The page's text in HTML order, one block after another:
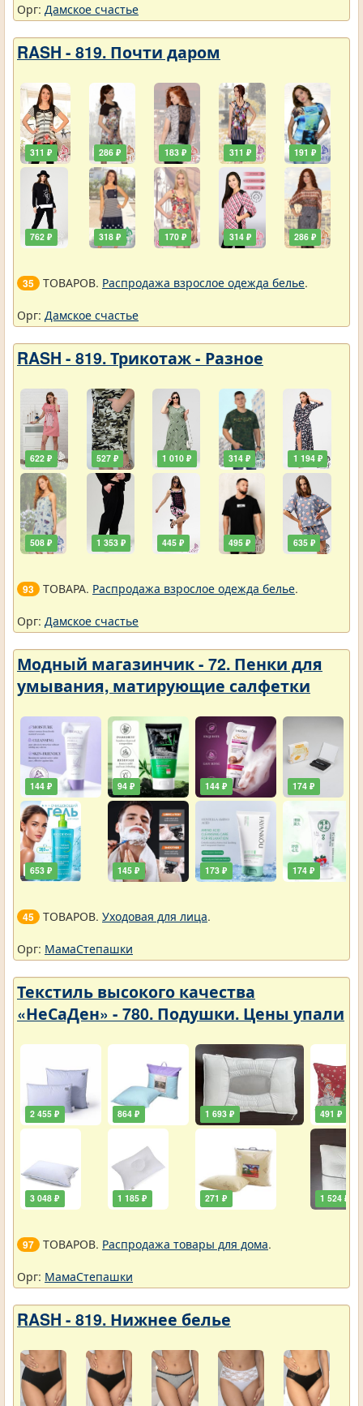
Орг: Дамское счастье
RASH - 819. Почти даром
311 ₽
762 ₽
286 ₽
318 ₽
183 ₽
170 ₽
311 ₽
314 ₽
191 ₽
286 ₽
35 ТОВАРОВ. Распродажа взрослое одежда белье.
Орг: Дамское счастье
RASH - 819. Трикотаж - Разное
622 ₽
508 ₽
527 ₽
1 353 ₽
1 010 ₽
445 ₽
314 ₽
495 ₽
1 194 ₽
635 ₽
93 ТОВАРА. Распродажа взрослое одежда белье.
Орг: Дамское счастье
Модный магазинчик - 72. Пенки для
умывания, матирующие салфетки
144 ₽
653 ₽
94 ₽
145 ₽
144 ₽
173 ₽
174 ₽
174 ₽
45 ТОВАРОВ. Уходовая для лица.
Орг: МамаСтепашки
Текстиль высокого качества
«НеСаДен» - 780. Подушки. Цены упали
2 455 ₽
3 048 ₽
864 ₽
1 185 ₽
1 693 ₽
271 ₽
491 ₽
1 524 ₽
97 ТОВАРОВ. Распродажа товары для дома.
Орг: МамаСтепашки
RASH - 819. Нижнее белье